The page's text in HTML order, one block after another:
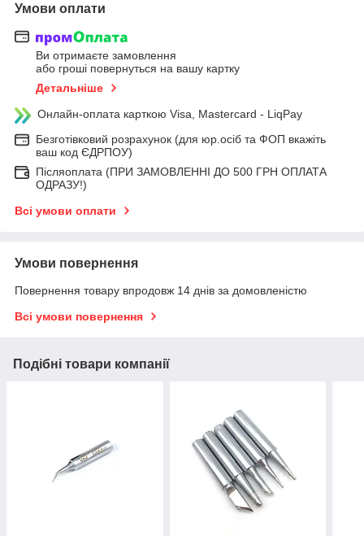
Умови оплати
Ви отримаєте замовлення
або гроші повернуться на вашу картку
Детальніше
Онлайн-оплата карткою Visa, Mastercard - LiqPay
Безготівковий розрахунок (для юр.осіб та ФОП вкажіть
ваш код ЄДРПОУ)
Післяоплата (ПРИ ЗАМОВЛЕННІ ДО 500 ГРН ОПЛАТА
ОДРАЗУ!)
Всі умови оплати
Умови повернення
Повернення товару впродовж 14 днів за домовленістю
Всі умови повернення
Подібні товари компанії